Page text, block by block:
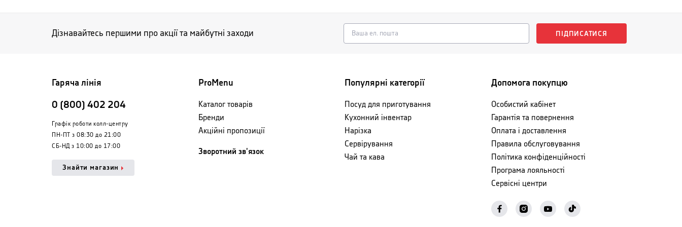
Дізнавайтесь першими про акції та майбутні заходи ПІДПИСАТИСЯ
Гаряча лінія
0 (800) 402 204
Графік роботи колл-центру
ПН-ПТ з 08:30 до 21:00
СБ-НД з 10:00 до 17:00
Знайти магазин
ProMenu
Каталог товарів
Бренди
Акційні пропозиції
Зворотний зв'язок
Популярні категорії
Посуд для приготування
Кухонний інвентар
Нарізка
Сервірування
Чай та кава
Допомога покупцю
Особистий кабінет
Гарантія та повернення
Оплата і доставлення
Правила обслуговування
Політика конфіденційності
Програма лояльності
Сервісні центри